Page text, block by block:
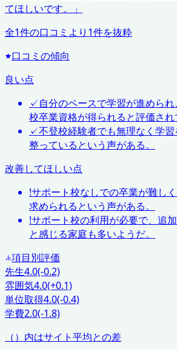
てほしいです。
」
全1件の口コミより 1件を抜粋
口コミの傾向
良い点
✓自分のペースで学習が進めら
校卒業資格が得られると評価され
✓不登校経験者でも無理なく学
整っているという声がある。
改善してほしい点
!サポート校なしでの卒業が難し
求められるという声がある。
!サポート校の利用が必要で、追
と感じる家庭も多いようだ。
項目別評価
先生4.0(-0.2)
雰囲気4.0(+0.1)
単位取得4.0(-0.4)
学費2.0(-1.8)
（）内はサイト平均との差